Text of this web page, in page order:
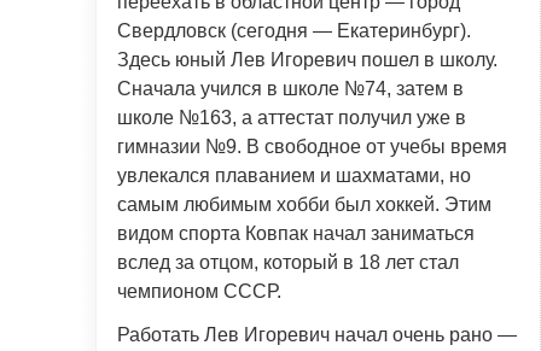
Свердловск (сегодня — Екатеринбург).
Здесь юный Лев Игоревич пошел в школу.
Сначала учился в школе №74, затем в
школе №163, а аттестат получил уже в
гимназии №9. В свободное от учебы время
увлекался плаванием и шахматами, но
самым любимым хобби был хоккей. Этим
видом спорта Ковпак начал заниматься
вслед за отцом, который в 18 лет стал
чемпионом СССР.
Работать Лев Игоревич начал очень рано —